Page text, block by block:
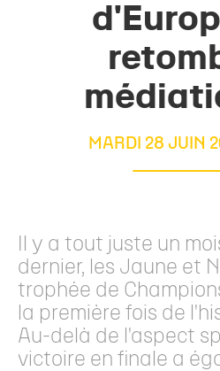
MARDI 28 JUIN
Il y a tout juste un
dernier, les Jaune et
trophée de
la première fois de
Au-delà de l'aspect
victoire en finale a